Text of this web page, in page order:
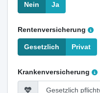
Nein Ja
Rentenversicherung
Gesetzlich Privat
Krankenversicherung